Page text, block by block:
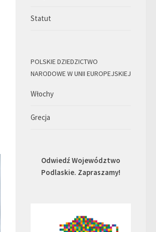
Statut
POLSKIE DZIEDZICTWO
NARODOWE W UNII EUROPEJSKIEJ
Włochy
Grecja
Odwiedź Województwo
Podlaskie. Zapraszamy!